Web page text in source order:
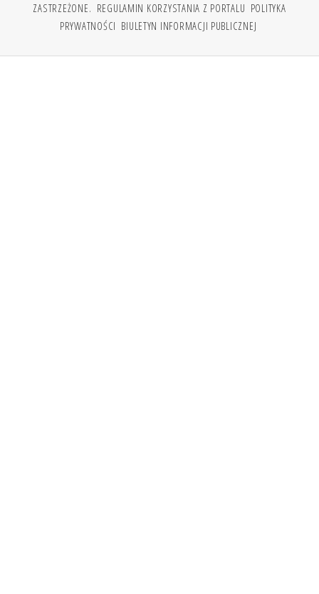
ZASTRZEŻONE. REGULAMIN KORZYSTANIA Z PORTALU POLITYKA
PRYWATNOŚCI BIULETYN INFORMACJI PUBLICZNEJ